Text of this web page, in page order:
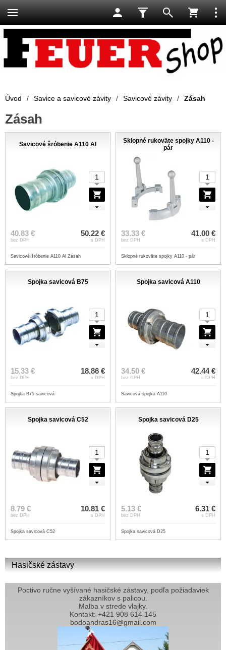
Hasičské zástavy
Poctivo ručne vyšívané hasičské zástavy, podľa požiadaviek
zákazníkov s palicou.
Malba v strede vlajky.
Kontakt: +421 908 614 145
bodoandras16@gmail.com
Úvod / Savice a savicové závity / Savicové závity / Zásah
Zásah
Savicové šróbenie A110 Al
40.83 €
bez DPH
50.22 €
s DPH
Savicové šróbenie A110 Al Zásah
Sklopné rukoväte spojky A110 -
pár
33.33 €
bez DPH
41.00 €
s DPH
Sklopné rukoväte spojky A110 - pár
Spojka savicová B75
15.33 €
bez DPH
18.86 €
s DPH
Spojka B75 savicová
Spojka savicová A110
34.50 €
bez DPH
42.44 €
s DPH
Savicová spojka A110
Spojka savicová C52
8.79 €
bez DPH
10.81 €
s DPH
Spojka savicová C52
Spojka savicová D25
5.13 €
bez DPH
6.31 €
s DPH
Spojka savicová D25